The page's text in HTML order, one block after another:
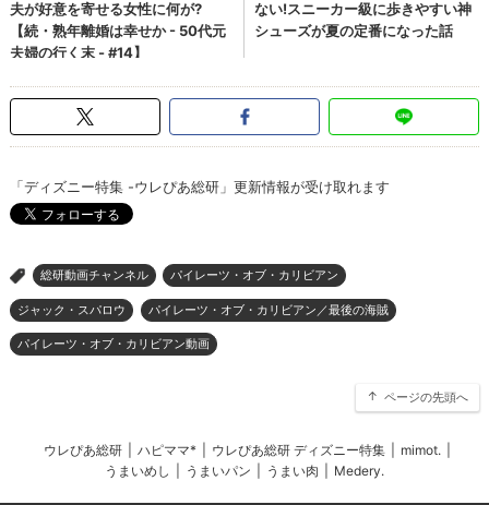
「ディズニー特集 -ウレぴあ総研」更新情報が受け取れます
> 総研動画チャンネル パイレーツ・オブ・カリビアン
ジャック・スパロウ パイレーツ・オブ・カリビアン／最後の海賊
パイレーツ・オブ・カリビアン動画
ページの先頭へ
ウレぴあ総研 ハピママ* ウレぴあ総研 ディズニー特集 mimot.
うまいめし
うまいパン うまい肉 Medery.